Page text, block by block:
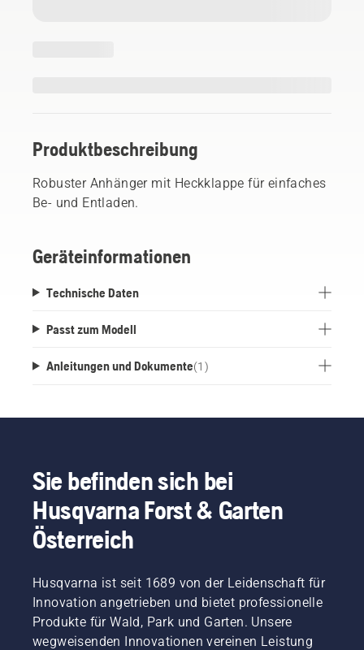
Produktbeschreibung
Robuster Anhänger mit Heckklappe für einfaches
Be- und Entladen.
Geräteinformationen
Technische Daten
Passt zum Modell
Anleitungen und Dokumente(1 )
Sie befinden sich bei
Husqvarna Forst & Garten
Österreich
Husqvarna ist seit 1689 von der Leidenschaft für
Innovation angetrieben und bietet professionelle
Produkte für Wald, Park und Garten. Unsere
wegweisenden Innovationen vereinen Leistung